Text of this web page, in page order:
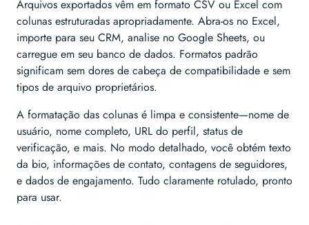
Arquivos exportados vêm em formato CSV ou Excel com
colunas estruturadas apropriadamente. Abra-os no Excel,
importe para seu CRM, analise no Google Sheets, ou
carregue em seu banco de dados. Formatos padrão
significam sem dores de cabeça de compatibilidade e sem
tipos de arquivo proprietários.
A formatação das colunas é limpa e consistente—nome de
usuário, nome completo, URL do perfil, status de
verificação, e mais. No modo detalhado, você obtém texto
da bio, informações de contato, contagens de seguidores,
e dados de engajamento. Tudo claramente rotulado, pronto
para usar.